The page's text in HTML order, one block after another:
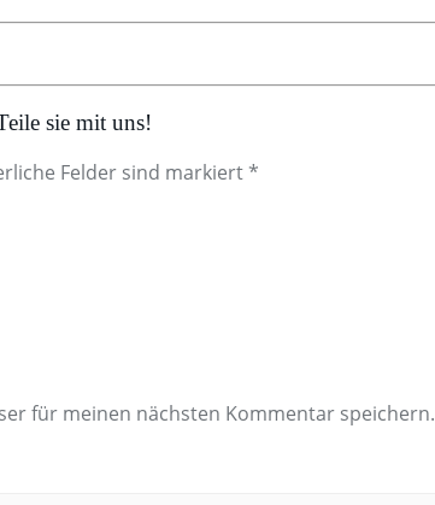
sie mit uns!
Felder sind markiert *
für meinen nächsten Kommentar speichern.